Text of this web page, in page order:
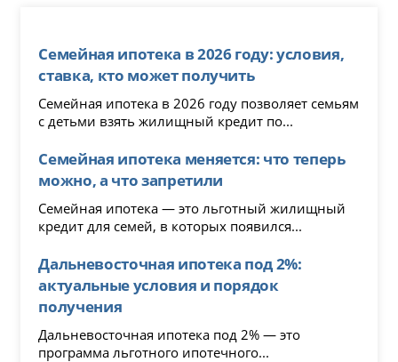
Семейная ипотека в 2026 году: условия,
ставка, кто может получить
Семейная ипотека в 2026 году позволяет семьям
с детьми взять жилищный кредит по...
Семейная ипотека меняется: что теперь
можно, а что запретили
Семейная ипотека — это льготный жилищный
кредит для семей, в которых появился...
Дальневосточная ипотека под 2%:
актуальные условия и порядок
получения
Дальневосточная ипотека под 2% — это
программа льготного ипотечного...